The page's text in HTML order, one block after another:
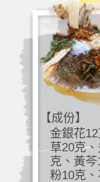
【成份】
金銀花
草20克
克、黃
粉10克